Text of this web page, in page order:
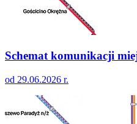
Schemat komunikacji
od 29.06.2026 r.